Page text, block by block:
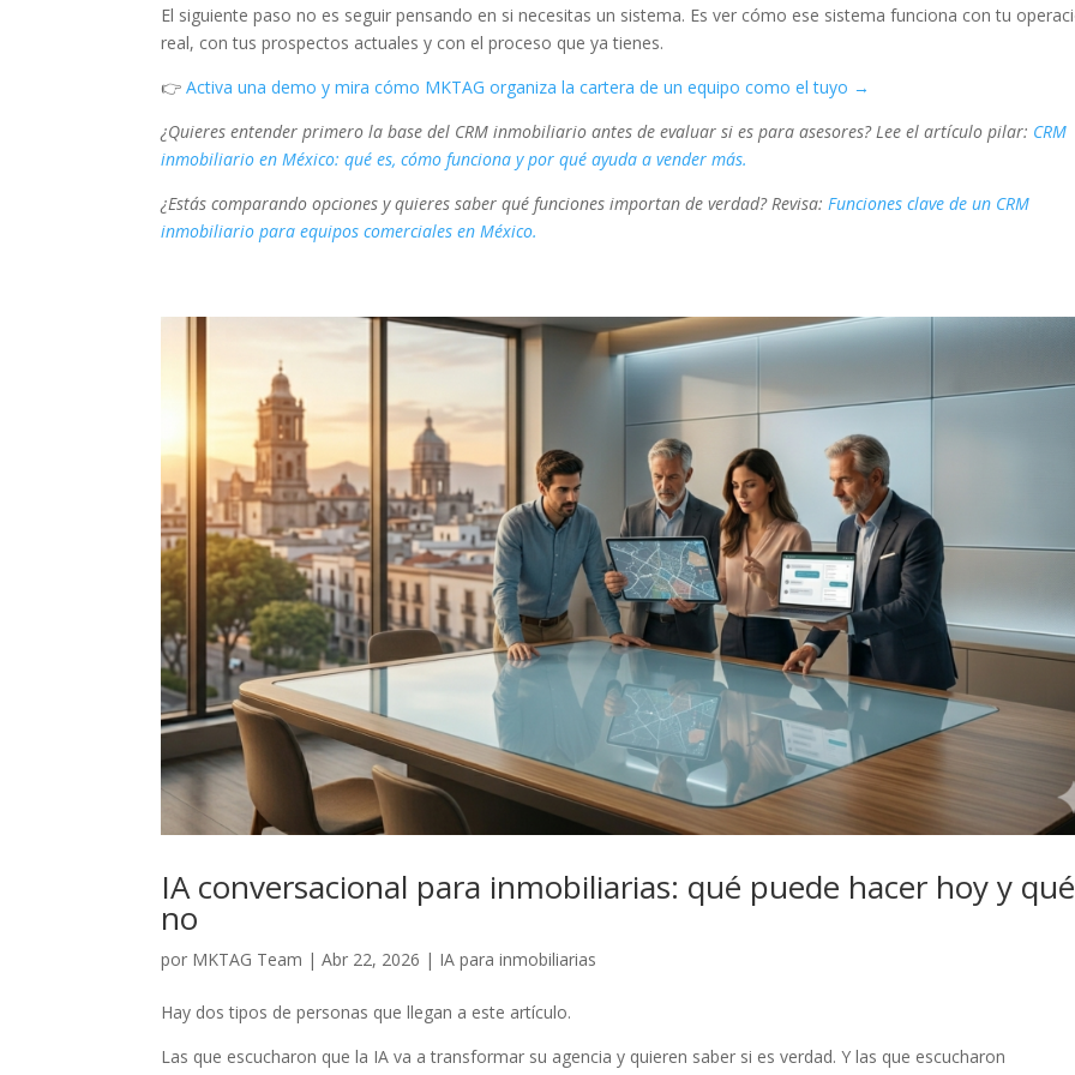
El siguiente paso no es seguir pensando en si necesitas un sistema. Es ver cómo ese sistema funciona con tu
real, con tus prospectos actuales y con el proceso que ya tienes.
👉Activa una demo y mira cómo MKTAG organiza la cartera de un equipo como el tuyo →
¿Quieres entender primero la base del CRM inmobiliario antes de evaluar si es para asesores? Lee el artículo pilar: CRM
inmobiliario en México: qué es, cómo funciona y por qué ayuda a vender más.
¿Estás comparando opciones y quieres saber qué funciones importan de verdad? Revisa:Funciones clave de un CRM
inmobiliario para equipos comerciales en México.
IA conversacional para inmobiliarias: qué puede hacer hoy y qué
no
por MKTAG Team |Abr 22, 2026 | IA para inmobiliarias
Hay dos tipos de personas que llegan a este artículo.
Las que escucharon que la IA va a transformar su agencia y quieren saber si es verdad. Y las que escucharon